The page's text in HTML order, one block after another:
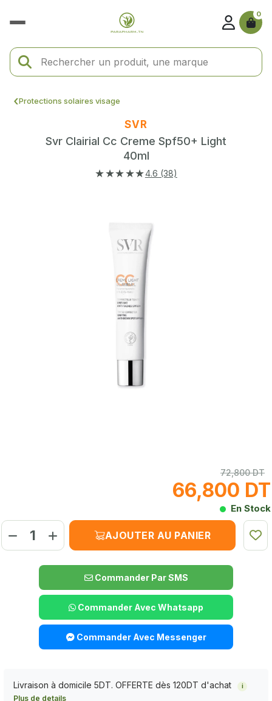
0
Protections solaires visage
SVR
Svr Clairial Cc Creme Spf50+ Light
40ml
★★★★★4.6 (38)
72,800 DT
66,800 DT
En Stock
AJOUTER AU PANIER
Commander Par SMS
Commander Avec Whatsapp
Commander Avec Messenger
Livraison à domicile 5DT. OFFERTE dès 120DT d'achat i
Plus de details